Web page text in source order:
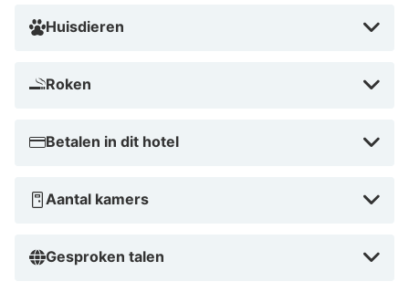
Huisdieren
Roken
Betalen in dit hotel
Aantal kamers
Gesproken talen